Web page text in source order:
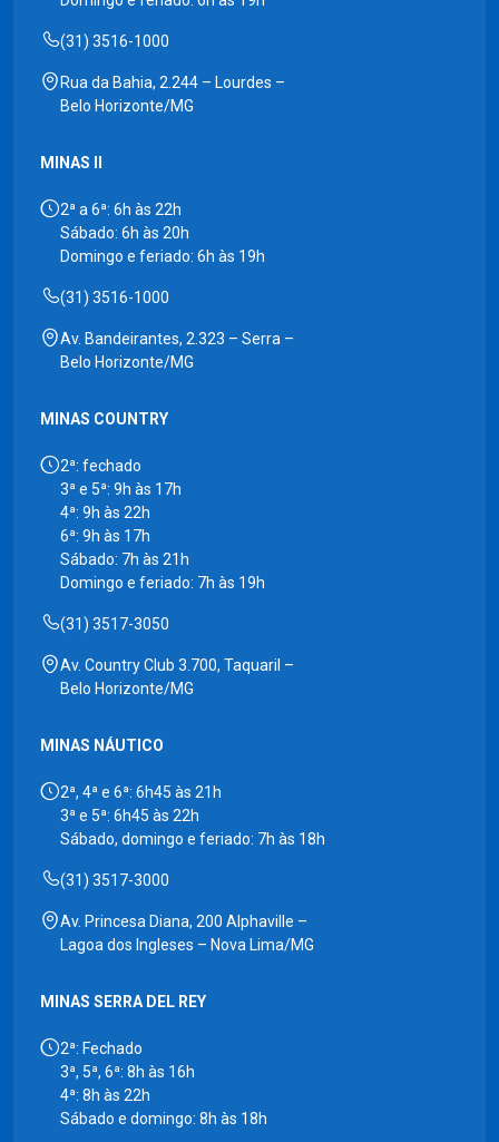
(31) 3516-1000
Rua da Bahia, 2.244 – Lourdes –
Belo Horizonte/MG
MINAS II
2ª a 6ª: 6h às 22h
Sábado: 6h às 20h
Domingo e feriado: 6h às 19h
(31) 3516-1000
Av. Bandeirantes, 2.323 – Serra –
Belo Horizonte/MG
MINAS COUNTRY
2ª: fechado
3ª e 5ª: 9h às 17h
4ª: 9h às 22h
6ª: 9h às 17h
Sábado: 7h às 21h
Domingo e feriado: 7h às 19h
(31) 3517-3050
Av. Country Club 3.700, Taquaril –
Belo Horizonte/MG
MINAS NÁUTICO
2ª, 4ª e 6ª: 6h45 às 21h
3ª e 5ª: 6h45 às 22h
Sábado, domingo e feriado: 7h às 18h
(31) 3517-3000
Av. Princesa Diana, 200 Alphaville –
Lagoa dos Ingleses – Nova Lima/MG
MINAS SERRA DEL REY
2ª: Fechado
3ª, 5ª, 6ª: 8h às 16h
4ª: 8h às 22h
Sábado e domingo: 8h às 18h